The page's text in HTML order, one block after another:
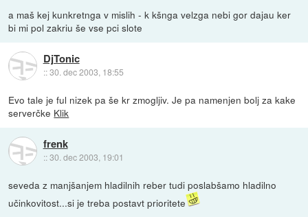
a maš kej kunkretnga v mislih - k kšnga velzga nebi gor dajau ker
bi mi pol zakriu še vse pci slote
DjTonic
::30. dec 2003, 18:55
Evo tale je ful nizek pa še kr zmogljiv. Je pa namenjen bolj za kake
serverčke Klik
frenk
::30. dec 2003, 19:01
seveda z manjšanjem hladilnih reber tudi poslabšamo hladilno
učinkovitost...si je treba postavt prioritete